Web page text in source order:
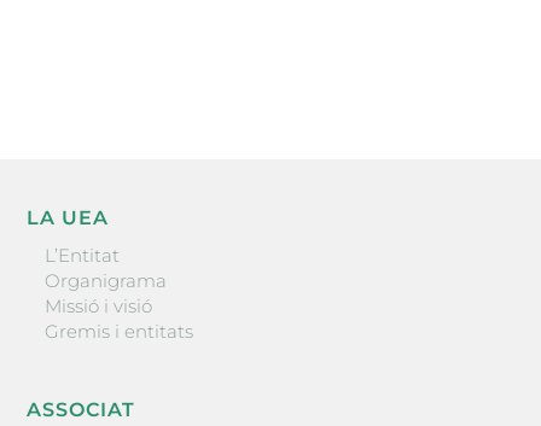
LA UEA
L’Entitat
Organigrama
Missió i visió
Gremis i entitats
ASSOCIAT